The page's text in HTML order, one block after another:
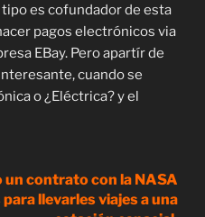
tipo es cofundador de esta
pagos electrónicos via
EBay. Pero apartír de
cuando se
o ¿Eléctrica? y el
un contrato con la NASA
llevarles viajes a una